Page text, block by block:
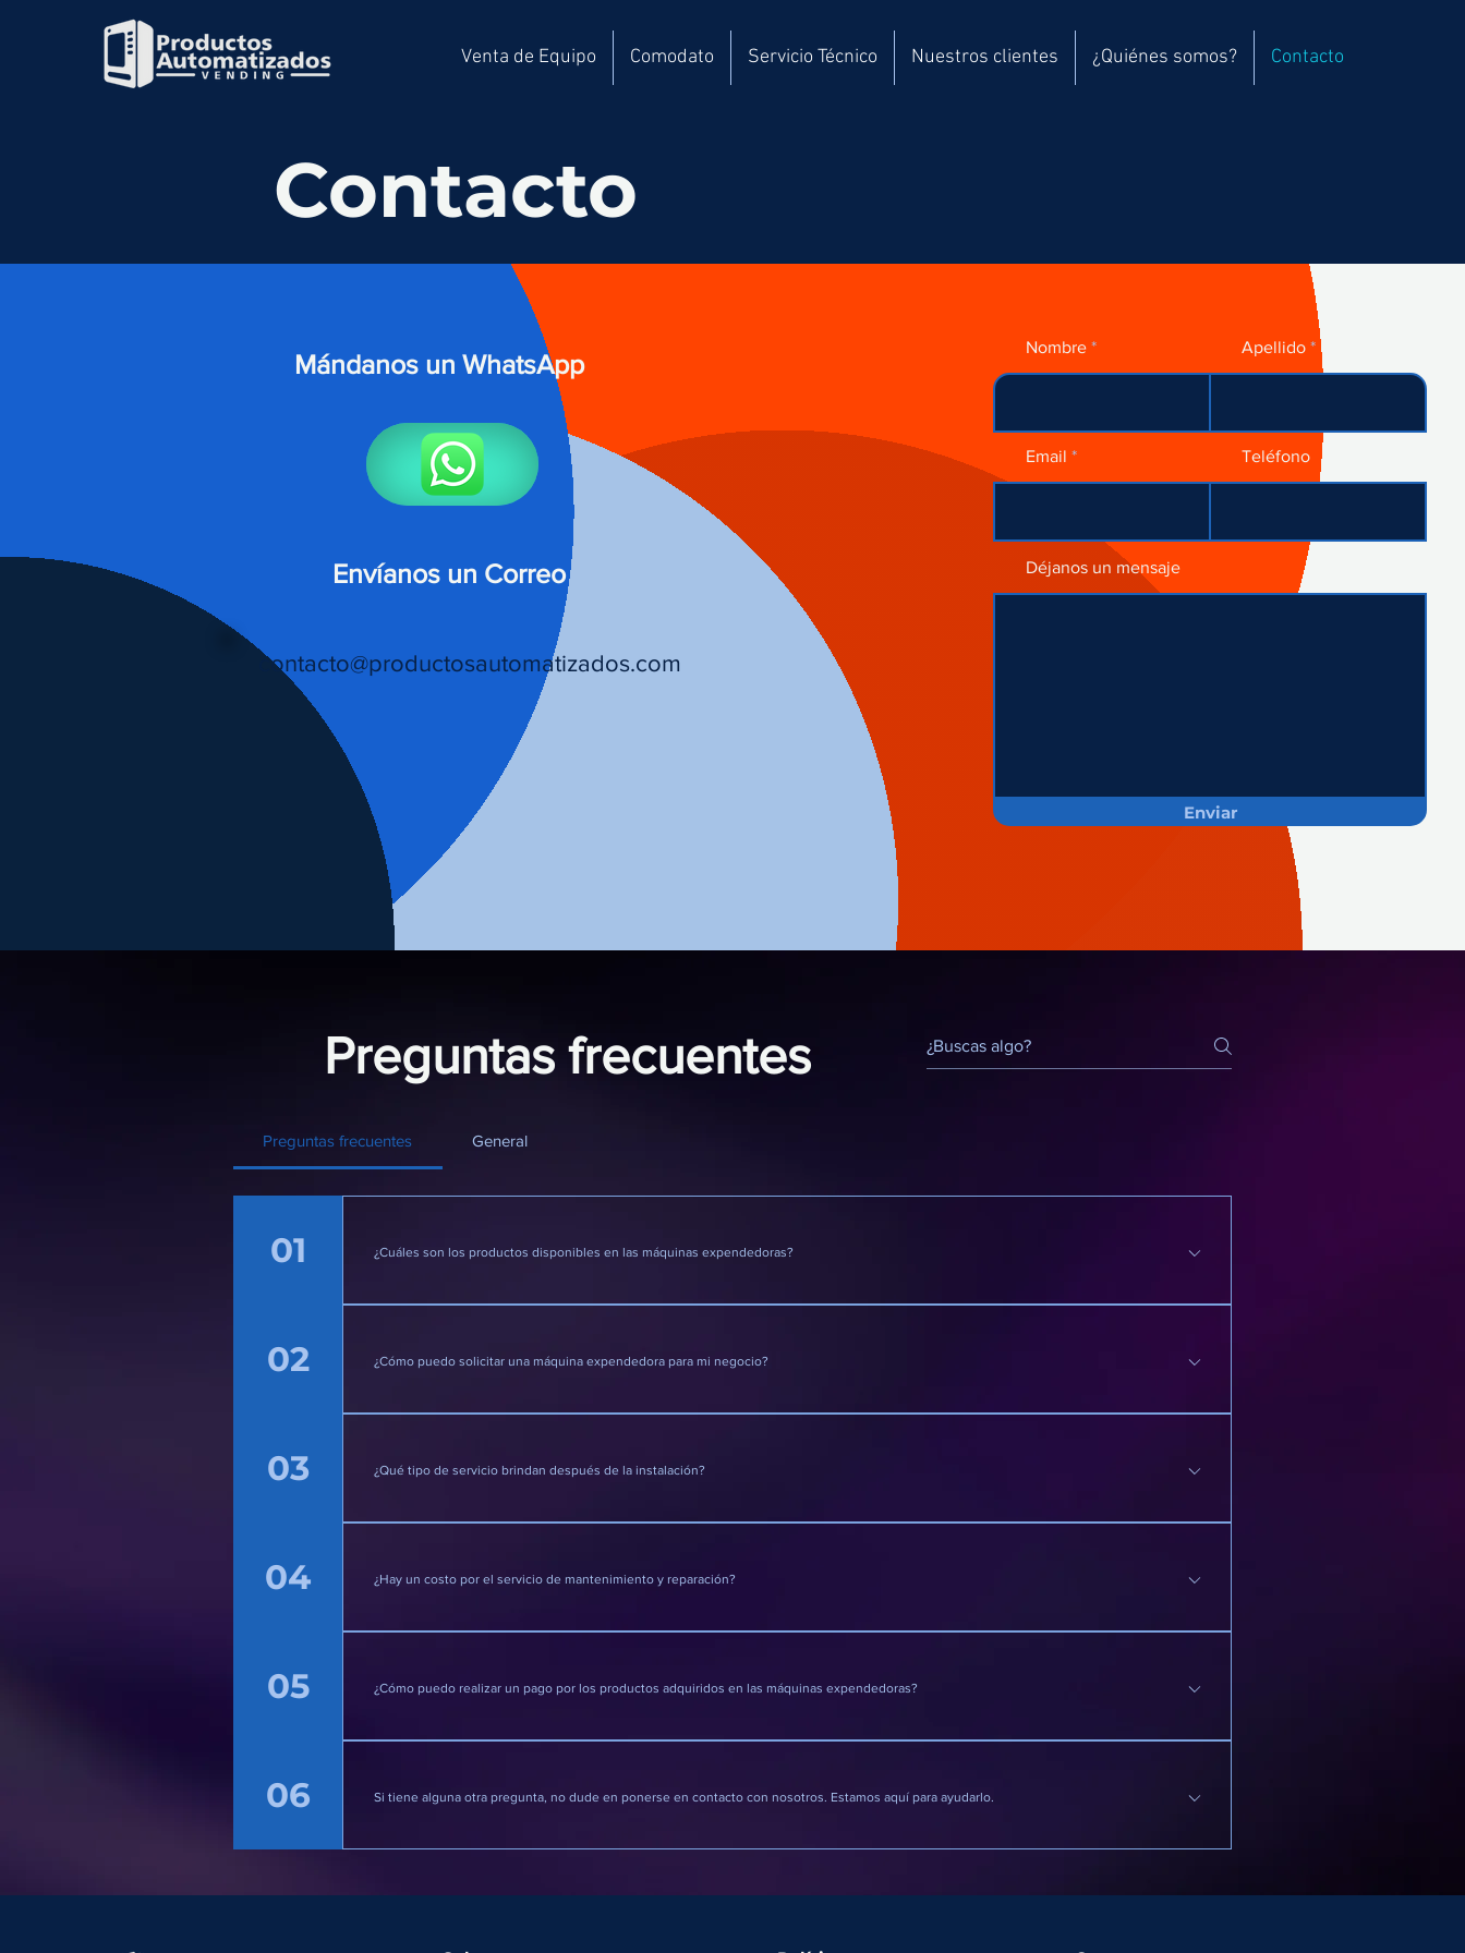
Venta de Equipo Comodato Servicio Técnico Nuestros clientes ¿Quiénes somos? Contacto
Contacto
Mándanos un WhatsApp
Envíanos un Correo
contacto@productosautomatizados.com
Nombre Apellido
Email Teléfono
Déjanos un mensaje
Enviar
Preguntas frecuentes
Preguntas frecuentes General
01 ¿Cuáles son los productos disponibles en las máquinas expendedoras?
R: Ofrecemos una amplia variedad de productos, incluyendo bebidas frías, snacks, dulces,
02 ¿Cómo puedo solicitar una máquina expendedora para mi negocio?
R: Simplemente llámenos o envíenos un correo electrónico y nos pondremos en contacto con
03 ¿Qué tipo de servicio brindan después de la instalación?
R: Brindamos un servicio integral que incluye la instalación, mantenimiento, reabastecimiento y
04 ¿Hay un costo por el servicio de mantenimiento y reparación?
R: No, nuestro servicio de mantenimiento y reparación está incluido en el acuerdo de comodato.
05 ¿Cómo puedo realizar un pago por los productos adquiridos en las máquinas expendedoras?
R: Ofrecemos varios métodos de pago, incluyendo efectivo, como monedas y billetes y en
términos y condiciones para ese servicio en especifico.
06 Si tiene alguna otra pregunta, no dude en ponerse en contacto con nosotros. Estamos aquí para ayudarlo.
Contáctanos.